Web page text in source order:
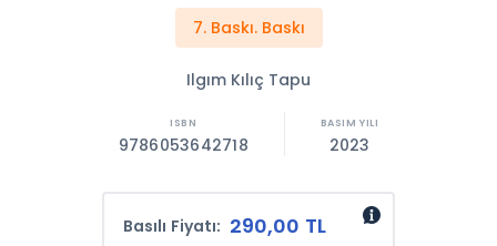
7. Baskı. Baskı
Ilgım Kılıç Tapu
9786053642718 2023
Basılı Fiyatı: 290,00 TL